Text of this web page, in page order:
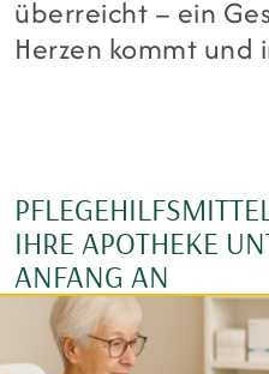
überreicht – ein
Herzen kommt und
IHRE APOTHEKE
ANFANG AN